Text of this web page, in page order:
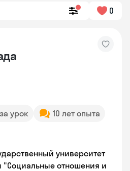
0
урок
10 лет опыта
университет
"Социальные отношения и